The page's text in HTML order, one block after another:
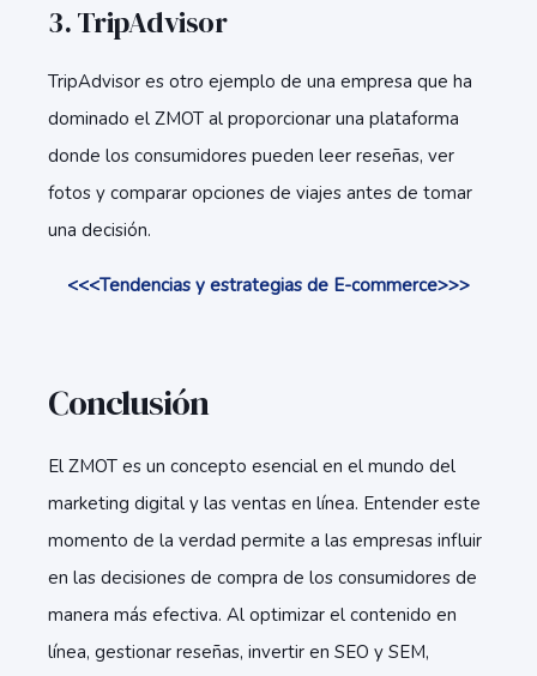
3.TripAdvisor
TripAdvisor es otro ejemplo de una empresa que ha
dominado el ZMOT al proporcionar una plataforma
donde los consumidores pueden leer reseñas, ver
fotos y comparar opciones de viajes antes de tomar
una decisión.
<<<Tendencias y estrategias de E-commerce>>>
Conclusión
El ZMOT es un concepto esencial en el mundo del
marketing digital y las ventas en línea. Entender este
momento de la verdad permite a las empresas influir
en las decisiones de compra de los consumidores de
manera más efectiva. Al optimizar el contenido en
línea, gestionar reseñas, invertir en SEO y SEM,